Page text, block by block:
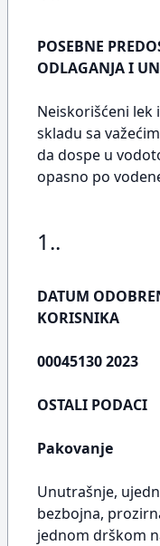
POSEBNE
ODLAGANJA I
Neiskorišćeni lek
skladu sa
da dospe u
opasno po
1..
DATUM
KORISNIKA
00045130 2023
OSTALI PODACI
Pakovanje
Unutrašnje,
bezbojna,
jednom drškom